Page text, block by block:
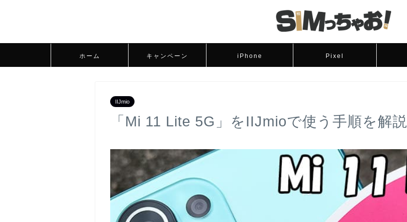
ホーム キャンペーン iPhone Pixel
IIJmio
「Mi 11 Lite 5G」をIIJmioで使う手順を解説